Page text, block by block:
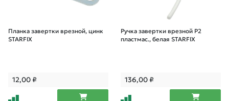
Планка завертки врезной, цинк
STARFIX
12,00₽
Ручка завертки врезной Р2
пластмас., белая STARFIX
136,00₽